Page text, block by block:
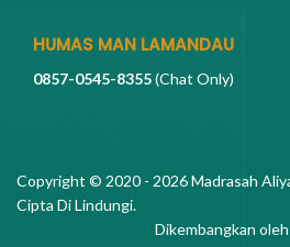
HUMAS MAN LAMANDAU
0857-0545-8355(Chat Only)
Copyright © 2020 - 2026Madrasah
Cipta Di Lindungi.
Dikembangkan oleh